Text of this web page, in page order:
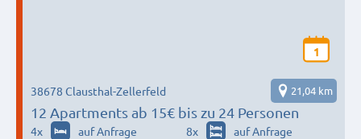
1
12 Apartments ab 15€ bis zu 24 Personen
38678 Clausthal-Zellerfeld 21,04 km
4x auf Anfrage 8x auf Anfrage